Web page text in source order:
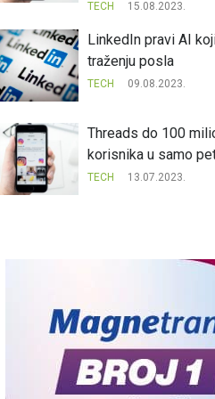
TECH 15.08.2023.
LinkedIn pravi AI
traženju posla
TECH 09.08.2023.
Threads do 100
korisnika u samo
TECH 13.07.2023.